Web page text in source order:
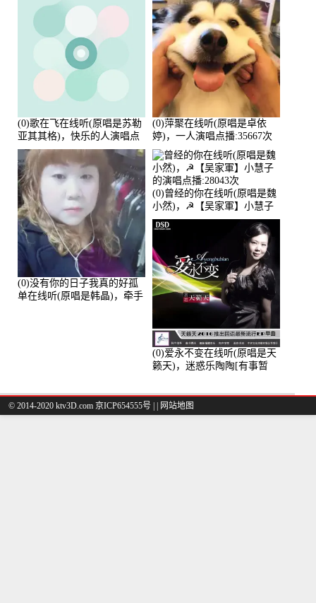
(0)歌在飞在线听(原唱是苏勒
亚其其格)，快乐的人演唱点
播:36次
(0)萍聚在线听(原唱是卓依
婷)，一人演唱点播:35667次
(0)没有你的日子我真的好孤
单在线听(原唱是韩晶)，牵手
(0)曾经的你在线听(原唱是魏
小然)，☭【吴家軍】小慧子
的演唱点播:28043次
(0)爱永不变在线听(原唱是天
籁天)，迷惑乐陶陶[有事暂
© 2014-2020 ktv3D.com 京ICP654555号 | 网站地图